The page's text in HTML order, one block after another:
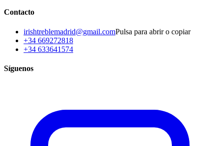
Contacto
irishtreblemadrid@gmail.comPulsa para abrir o copiar
+34 669272818
+34 633641574
Síguenos